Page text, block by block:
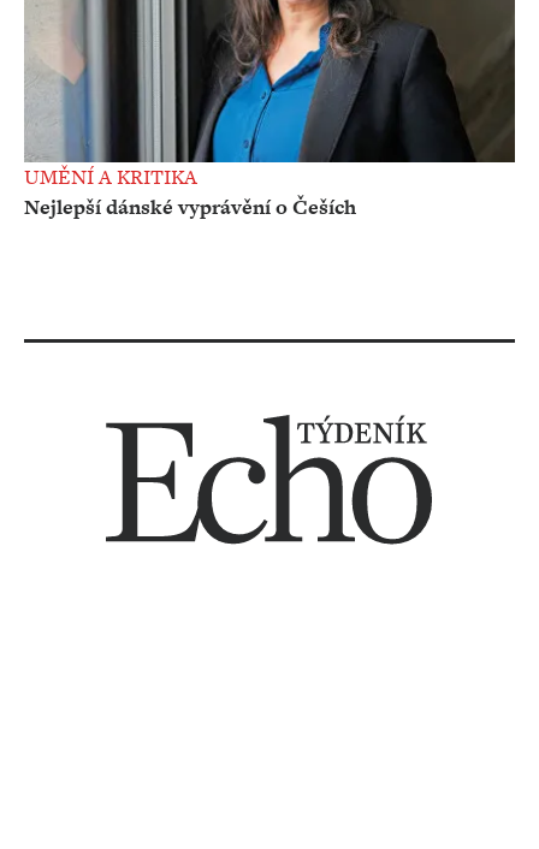
UMĚNÍ A KRITIKA
Nejlepší dánské vyprávění o Češích